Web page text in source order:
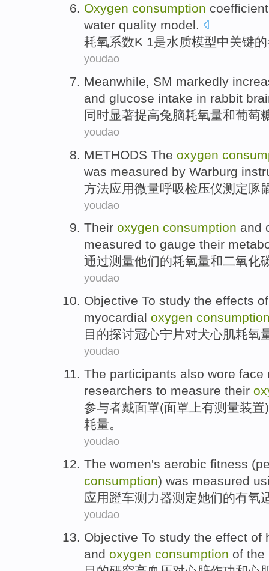
Oxygen consumption coefficient
water quality model.
耗氧系数K 1是水质模型中关键的
youdao
Meanwhile, SM markedly
and glucose intake in rabbit
同时显著提高兔脑耗氧量和葡萄
youdao
METHODS The oxygen
was measured by Warburg
方法应用微量呼吸检压仪测定 豚
youdao
Their oxygen consumption and
measured to gauge their
通过测量他们的耗氧量和二氧化
youdao
Objective To study the effects of
myocardial oxygen
目的探讨冠心宁片对犬心肌耗氧
youdao
The participants also wore face
researchers to measure their
参与者戴面罩(面罩上有测量装置
耗量。
youdao
The women's aerobic fitness (
consumption) was measured
应用蹬车测力器测定她们的有氧
youdao
Objective To study the effect of
and oxygen consumption of the